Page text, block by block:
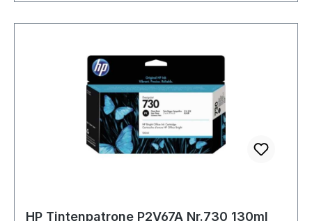
HP Tintenpatrone P2V67A Nr.730 130ml